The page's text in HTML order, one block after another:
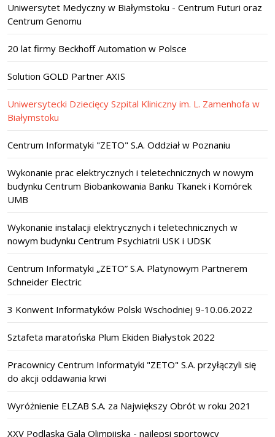
Uniwersytet Medyczny w Białymstoku - Centrum Futuri oraz
Centrum Genomu
20 lat firmy Beckhoff Automation w Polsce
Solution GOLD Partner AXIS
Uniwersytecki Dziecięcy Szpital Kliniczny im. L. Zamenhofa w
Białymstoku
Centrum Informatyki "ZETO" S.A. Oddział w Poznaniu
Wykonanie prac elektrycznych i teletechnicznych w nowym
budynku Centrum Biobankowania Banku Tkanek i Komórek
UMB
Wykonanie instalacji elektrycznych i teletechnicznych w
nowym budynku Centrum Psychiatrii USK i UDSK
Centrum Informatyki „ZETO” S.A. Platynowym Partnerem
Schneider Electric
3 Konwent Informatyków Polski Wschodniej 9-10.06.2022
Sztafeta maratońska Plum Ekiden Białystok 2022
Pracownicy Centrum Informatyki "ZETO" S.A. przyłączyli się
do akcji oddawania krwi
Wyróżnienie ELZAB S.A. za Największy Obrót w roku 2021
XXV Podlaska Gala Olimpijska - najlepsi sportowcy